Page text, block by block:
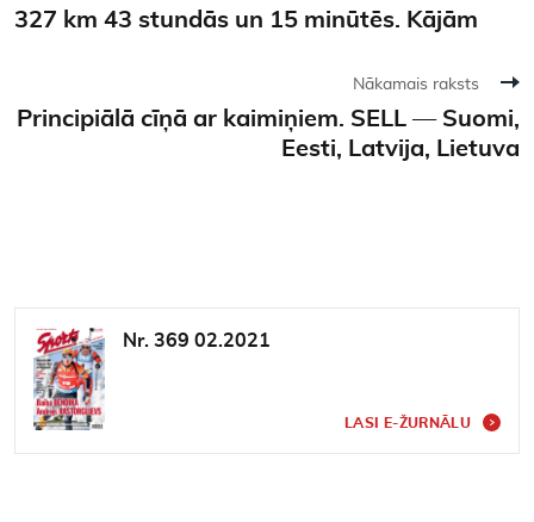
327 km 43 stundās un 15 minūtēs. Kājām
Nākamais raksts
Principiālā cīņā ar kaimiņiem. SELL — Suomi,
Eesti, Latvija, Lietuva
Nr. 369 02.2021
LASI E-ŽURNĀLU